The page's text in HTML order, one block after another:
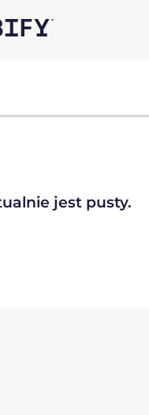
jest pusty.